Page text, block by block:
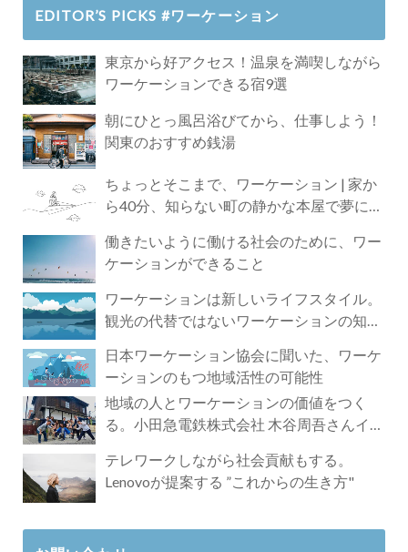
EDITOR’S PICKS #ワーケーション
東京から好アクセス！温泉を満喫しながら
ワーケーションできる宿9選
朝にひとっ風呂浴びてから、仕事しよう！
関東のおすすめ銭湯
ちょっとそこまで、ワーケーション | 家か
ら40分、知らない町の静かな本屋で夢に近
働きたいように働ける社会のために、ワー
ケーションができること
ワーケーションは新しいライフスタイル。
観光の代替ではないワーケーションの知ら
日本ワーケーション協会に聞いた、ワーケ
ーションのもつ地域活性の可能性
地域の人とワーケーションの価値をつく
る。小田急電鉄株式会社 木谷周吾さんイン
テレワークしながら社会貢献もする。
Lenovoが提案する ”これからの生き方"